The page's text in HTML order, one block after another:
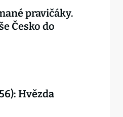
pravičáky.
Česko do
Hvězda